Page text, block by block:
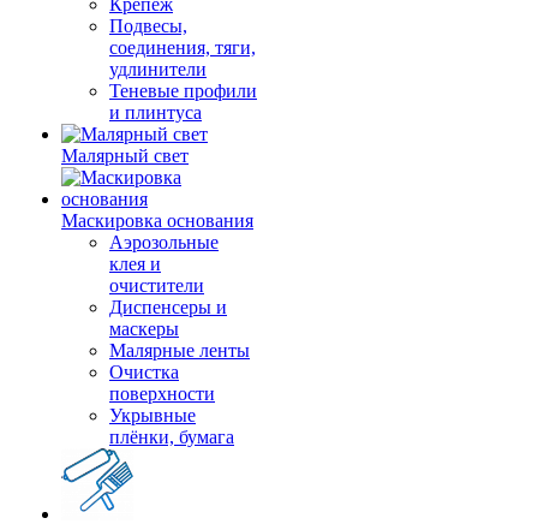
Крепёж
Подвесы,
соединения, тяги,
удлинители
Теневые профили
и плинтуса
Малярный свет
Маскировка основания
Аэрозольные
клея и
очистители
Диспенсеры и
маскеры
Малярные ленты
Очистка
поверхности
Укрывные
плёнки, бумага